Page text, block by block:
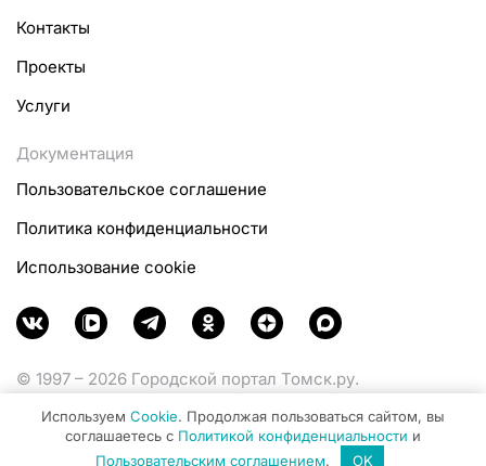
Контакты
Проекты
Услуги
Документация
Пользовательское соглашение
Политика конфиденциальности
Использование cookie
© 1997 – 2026 Городской портал Томск.ру.
Министерства цифрового развития, связи и массовых
коммуникаций Российской Федерации.
Используем Cookie. Продолжая пользоваться сайтом, вы
соглашаетесь с Политикой конфиденциальности и
Пользовательским соглашением. OK